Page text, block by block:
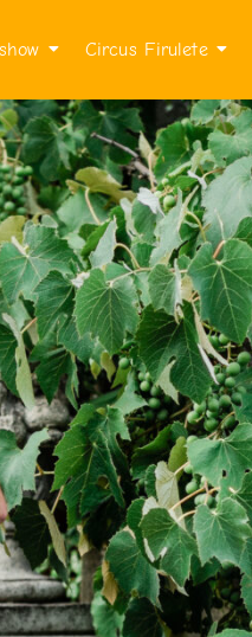
Circus Firulete